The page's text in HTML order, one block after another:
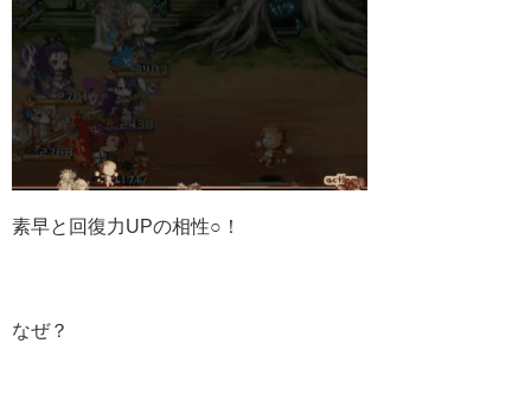
素早と回復力UPの相性○！
なぜ？